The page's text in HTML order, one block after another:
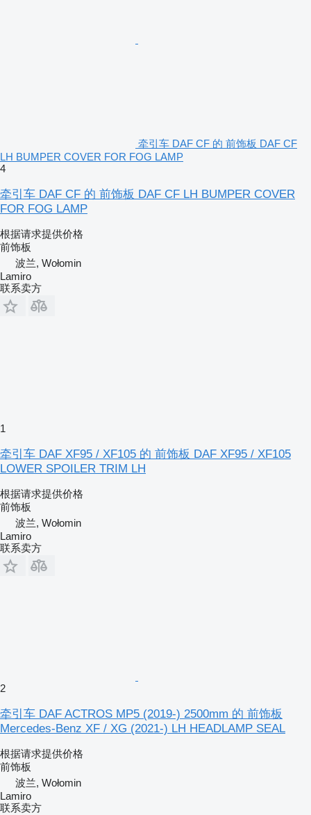
牵引车 DAF CF 的 前饰板 DAF CF
LH BUMPER COVER FOR FOG LAMP
4
牵引车 DAF CF 的 前饰板 DAF CF LH BUMPER COVER
FOR FOG LAMP
根据请求提供价格
前饰板
波兰, Wołomin
Lamiro
联系卖方
1
牵引车 DAF XF95 / XF105 的 前饰板 DAF XF95 / XF105
LOWER SPOILER TRIM LH
根据请求提供价格
前饰板
波兰, Wołomin
Lamiro
联系卖方
2
牵引车 DAF ACTROS MP5 (2019-) 2500mm 的 前饰板
Mercedes-Benz XF / XG (2021-) LH HEADLAMP SEAL
根据请求提供价格
前饰板
波兰, Wołomin
Lamiro
联系卖方